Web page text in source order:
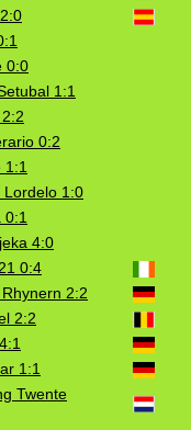
0:0
1:1
0:2
Lordelo 1:0
4:0
0:4
2:2
2:2
1:1
Twente